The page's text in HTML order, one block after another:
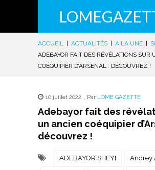
ACCUEIL ACTUALITÉS A LA UNE
ADEBAYOR FAIT DES RÉVÉLATIONS SUR
COÉQUIPIER D’ARSENAL : DÉCOUVREZ !
10 juillet 2022 , Par LOME GAZETTE
Adebayor fait des
un ancien coéquipier
découvrez !
ADEBAYOR SHEYI Andrey